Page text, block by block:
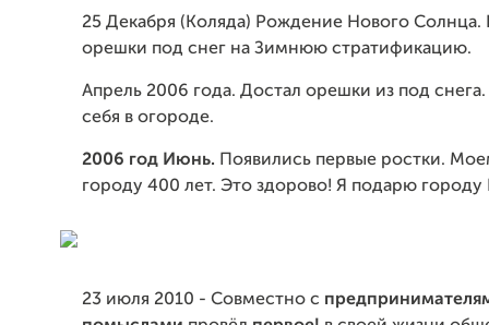
25 Декабря (Коляда) Рождение Нового
орешки под снег на Зимнюю стратификацию.
Апрель 2006 года. Достал орешки из под
себя в огороде.
2006 год Июнь. Появились первые ростки.
городу 400 лет. Это здорово! Я подарю
23 июля 2010 - Совместно с